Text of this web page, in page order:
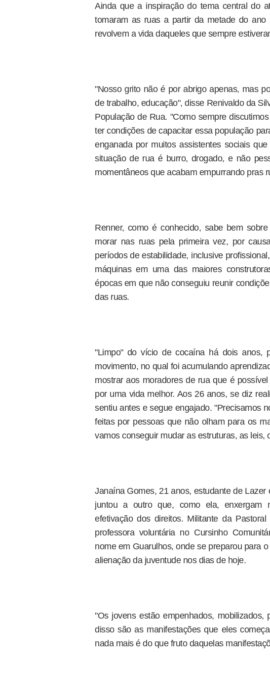
Ainda que a inspiração do tema central do
tomaram as ruas a partir da metade do ano
revolvem a vida daqueles que sempre
"Nosso grito não é por abrigo apenas, mas
de trabalho, educação", disse Renivaldo da
População de Rua. "Como sempre
ter condições de capacitar essa população
enganada por muitos assistentes sociais
situação de rua é burro, drogado, e não
momentâneos que acabam empurrando pras
Renner, como é conhecido, sabe bem
morar nas ruas pela primeira vez, por
períodos de estabilidade, inclusive
máquinas em uma das maiores
épocas em que não conseguiu reunir
das ruas.
"Limpo" do vício de cocaína há dois anos,
movimento, no qual foi acumulando
mostrar aos moradores de rua que é
por uma vida melhor. Aos 26 anos, se diz
sentiu antes e segue engajado. "Precisamos
feitas por pessoas que não olham para os
vamos conseguir mudar as estruturas, as leis,
Janaína Gomes, 21 anos, estudante de
juntou a outro que, como ela, enxergam
efetivação dos direitos. Militante da
professora voluntária no Cursinho
nome em Guarulhos, onde se preparou para
alienação da juventude nos dias de hoje.
"Os jovens estão empenhados,
disso são as manifestações que eles
nada mais é do que fruto daquelas